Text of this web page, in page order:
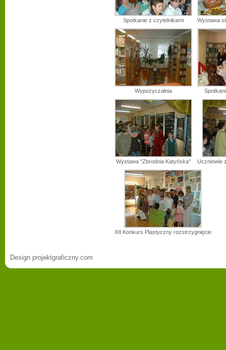
Spotkanie z czytelnikami Wystawa
Wypożyczalnia
Wystawa "Zbrodnia Katyńska" Uczniowie
XII Konkurs Plastyczny rozstrzygnięcie
Design projektgraficzny.com